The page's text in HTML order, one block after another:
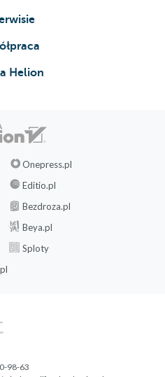
Helion
Onepress.pl
Editio.pl
Bezdroza.pl
Beya.pl
Sploty
98-63